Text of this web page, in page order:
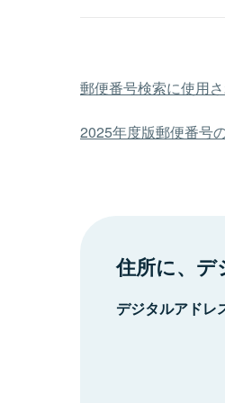
郵便番号検索に使用
2025年度版郵便番号
住所に、デ
デジタルアドレ